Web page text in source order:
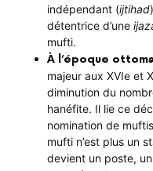
indépendant (ijtihad
détentrice d’une
mufti.
À l’époque
majeur aux XVIe et
diminution du
hanéfite. Il lie ce
nomination de
mufti n’est plus un
devient un poste,